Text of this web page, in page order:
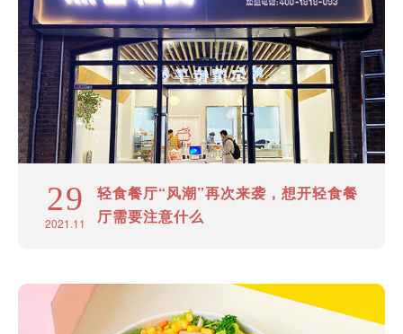
29
2021.11
轻食餐厅“风潮”再次来袭，想开轻食餐
厅需要注意什么